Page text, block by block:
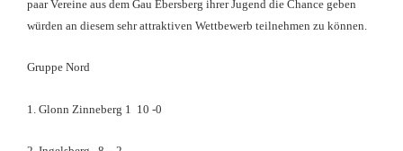
paar Vereine aus dem Gau Ebersberg ihrer Jugend die Chance geben
würden an diesem sehr attraktiven Wettbewerb teilnehmen zu können.
Gruppe Nord
1. Glonn Zinneberg 1 10 -0